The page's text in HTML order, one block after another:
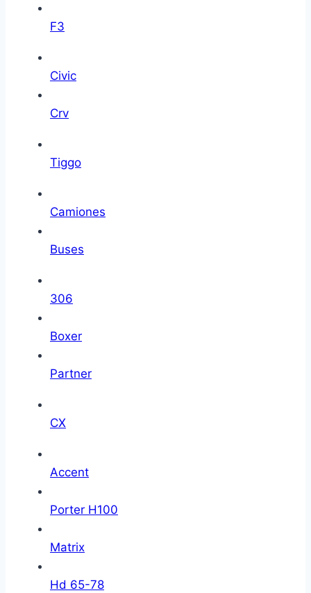
F3
Civic
Crv
Tiggo
Camiones
Buses
306
Boxer
Partner
CX
Accent
Porter H100
Matrix
Hd 65-78